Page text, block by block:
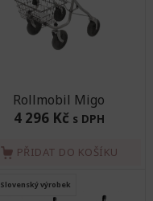
Rollmobil Migo
4 296 Kč s DPH
PŘIDAT DO KOŠÍKU
Slovenský výrobek